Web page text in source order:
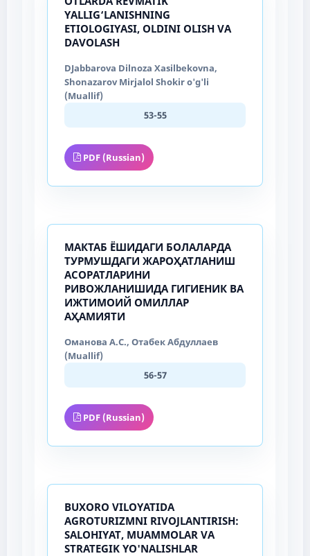
YALLIG‘LANISHNING
ETIOLOGIYASI, OLDINI OLISH VA
DAVOLASH
DJabbarova Dilnoza Xasilbekovna,
Shonazarov Mirjalol Shokir o'g'li
(Muallif)
53-55
PDF (Russian)
МАКТАБ ЁШИДАГИ БОЛАЛАРДА
ТУРМУШДАГИ ЖАРОҲАТЛАНИШ
АСОРАТЛАРИНИ
РИВОЖЛАНИШИДА ГИГИЕНИК ВА
ИЖТИМОИЙ ОМИЛЛАР
АҲАМИЯТИ
Оманова А.С., Отабек Абдуллаев
(Muallif)
56-57
PDF (Russian)
BUXORO VILOYATIDA
AGROTURIZMNI RIVOJLANTIRISH:
SALOHIYAT, MUAMMOLAR VA
STRATEGIK YO'NALISHLAR